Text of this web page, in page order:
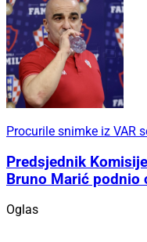
Procurile snimke iz VAR
Predsjednik
Bruno Marić podnio
Oglas